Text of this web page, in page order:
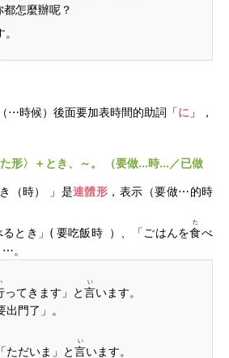
怎麼辦呢？
⋯時候）後面要加表時間的助詞「に 」，
形〉＋とき、～。 （要做...時...／已做
（時） 」是連體形 ，表示（要做⋯的時
るとき」( 要吃飯時 ）、「ごはんを食
た
べ
。
ってきます」と言
い
います。
門了」。
ただいま」と言
い
います。